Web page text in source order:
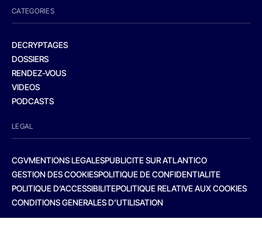
CATEGORIES
DECRYPTAGES
DOSSIERS
RENDEZ-VOUS
VIDEOS
PODCASTS
LEGAL
CGVMENTIONS LEGALESPUBLICITE SUR ATLANTICO
GESTION DES COOKIESPOLITIQUE DE CONFIDENTIALITE
POLITIQUE D’ACCESSIBILITEPOLITIQUE RELATIVE AUX COOKIES
CONDITIONS GENERALES D’UTILISATION